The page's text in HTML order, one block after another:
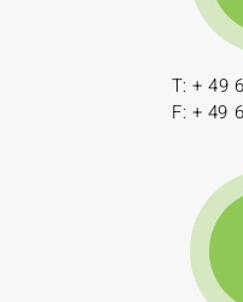
T: + 49
F: + 49